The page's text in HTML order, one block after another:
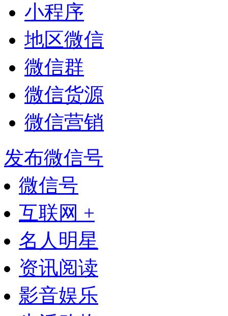
小程序
地区微信
微信群
微信货源
微信营销
发布微信号
微信号
互联网 +
名人明星
资讯阅读
影音娱乐